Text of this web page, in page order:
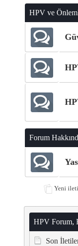
HPV ve
Forum
Yeni
HPV Forum,
Son